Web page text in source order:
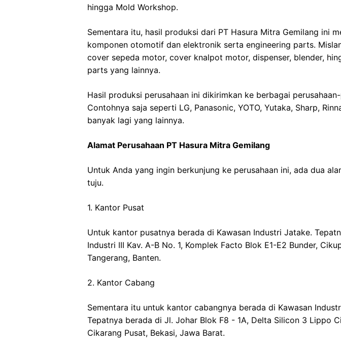
hingga Mold Workshop.
Sementara itu, hasil produksi dari PT Hasura Mitra Gemilang ini
komponen otomotif dan elektronik serta engineering parts.
cover sepeda motor, cover knalpot motor, dispenser, blender,
parts yang lainnya.
Hasil produksi perusahaan ini dikirimkan ke berbagai
Contohnya saja seperti LG, Panasonic, YOTO, Yutaka, Sharp,
banyak lagi yang lainnya.
Alamat Perusahaan PT Hasura Mitra Gemilang
Untuk Anda yang ingin berkunjung ke perusahaan ini, ada dua
tuju.
1. Kantor Pusat
Untuk kantor pusatnya berada di Kawasan Industri Jatake.
Industri III Kav. A-B No. 1, Komplek Facto Blok E1-E2 Bunder,
Tangerang, Banten.
2. Kantor Cabang
Sementara itu untuk kantor cabangnya berada di Kawasan
Tepatnya berada di Jl. Johar Blok F8 - 1A, Delta Silicon 3 Lippo
Cikarang Pusat, Bekasi, Jawa Barat.